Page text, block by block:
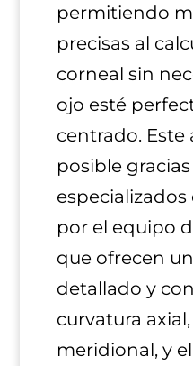
permitiendo
precisas al
corneal sin
ojo esté
centrado. Este
posible
por el equipo
que ofrecen
detallado y
curvatura
meridional, y